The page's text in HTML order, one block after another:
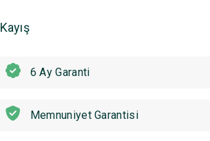
Kayış
6 Ay Garanti
Memnuniyet Garantisi